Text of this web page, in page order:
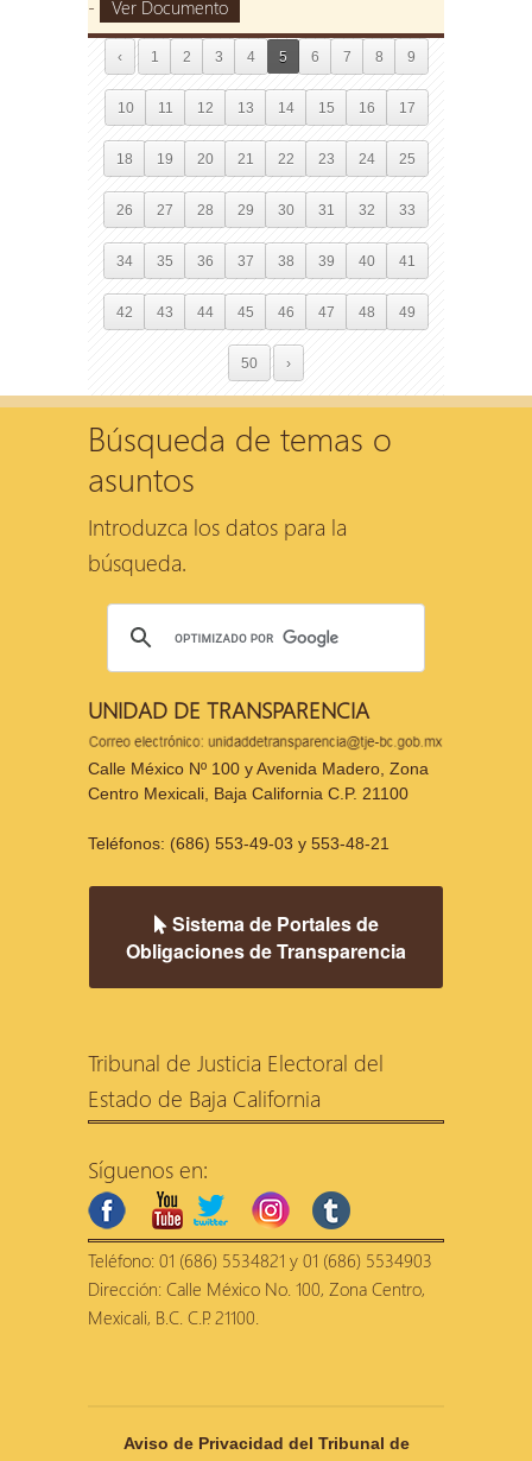
- Ver Documento
‹ 1 2 3 4 5 6 7 8 9
10 11 12 13 14 15 16 17
18 19 20 21 22 23 24 25
26 27 28 29 30 31 32 33
34 35 36 37 38 39 40 41
42 43 44 45 46 47 48 49
50 ›
Búsqueda de temas o
asuntos
Introduzca los datos para la
búsqueda.
UNIDAD DE TRANSPARENCIA
Calle México Nº 100 y Avenida Madero, Zona
Centro Mexicali, Baja California C.P. 21100
Teléfonos: (686) 553-49-03 y 553-48-21
Sistema de Portales de
Obligaciones de Transparencia
Tribunal de Justicia Electoral del
Estado de Baja California
Síguenos en:
facebookyoutubetwitter
Teléfono: 01 (686) 5534821 y 01 (686) 5534903
Dirección: Calle México No. 100, Zona Centro,
Mexicali, B.C. C.P. 21100.
Aviso de Privacidad del Tribunal de